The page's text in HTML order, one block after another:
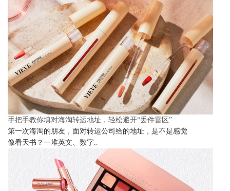
手把手教你填对海淘转运地址，轻松避开“丢件雷区”
第一次海淘的朋友，面对转运公司给的地址，是不是感觉
像看天书？一堆英文、数字..